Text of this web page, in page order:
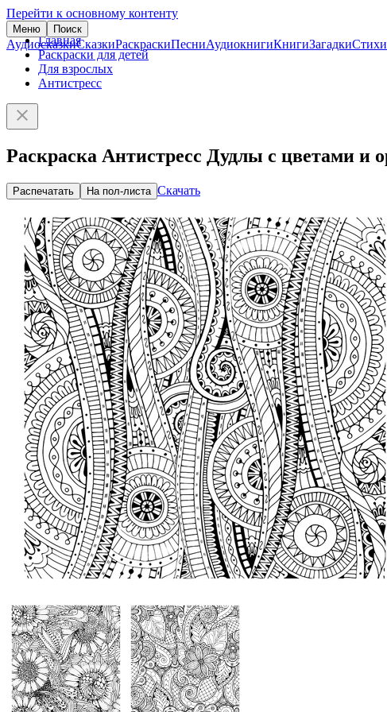
Перейти к основному контенту
Меню Поиск
АудиосказкиСказкиРаскраскиПесниАудиокнигиКнигиЗагадкиСтихи
Главная
Раскраски для детей
Для взрослых
Антистресс
Раскраска Антистресс Дудлы с цветами и
Распечатать На пол-листа Скачать